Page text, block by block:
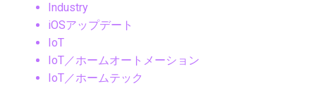
Industry
iOSアップデート
IoT
IoT／ホームオートメーション
IoT／ホームテック